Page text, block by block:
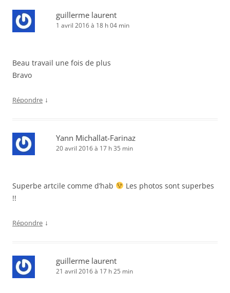
guillerme laurent
1 avril 2016 à 18 h 04 min
Beau travail une fois de plus
Bravo
Répondre ↓
Yann Michallat-Farinaz
20 avril 2016 à 17 h 35 min
Superbe artcile comme d’hab
Les photos sont superbes
!!
Répondre ↓
guillerme laurent
21 avril 2016 à 17 h 25 min